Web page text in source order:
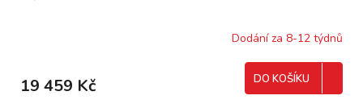
R
Dodání za 8-12 týdnů
19 459 Kč DO KOŠÍKU